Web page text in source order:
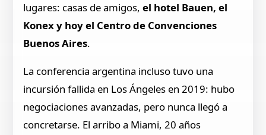
lugares: casas de amigos,el hotel Bauen, el
Konex y hoy el Centro de Convenciones
Buenos Aires.
La conferencia argentina incluso tuvo una
incursión fallida en Los Ángeles en 2019: hubo
negociaciones avanzadas, pero nunca llegó a
concretarse. El arribo a Miami, 20 años